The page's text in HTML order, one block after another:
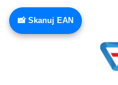
📸 Skanuj EAN